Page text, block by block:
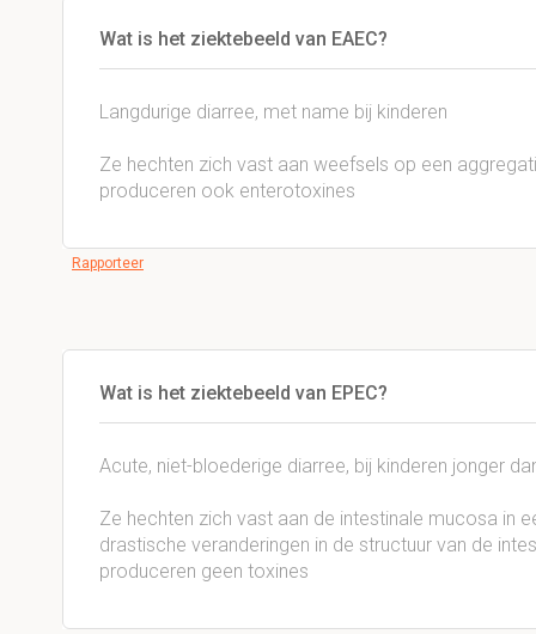
Wat is het ziektebeeld van EAEC?
Langdurige diarree, met name bij kinderen
Ze hechten zich vast aan weefsels op een
produceren ook enterotoxines
Rapporteer
Wat is het ziektebeeld van EPEC?
Acute, niet-bloederige diarree, bij kinderen jonger
Ze hechten zich vast aan de intestinale mucosa in
drastische veranderingen in de structuur van de
produceren geen toxines